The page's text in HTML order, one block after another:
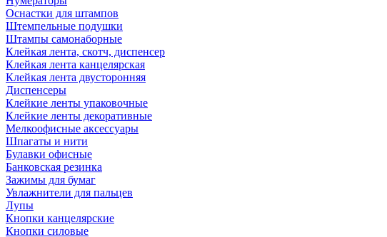
Оснастки для штампов
Штемпельные подушки
Штампы самонаборные
Клейкая лента, скотч, диспенсер
Клейкая лента канцелярская
Клейкая лента двусторонняя
Диспенсеры
Клейкие ленты упаковочные
Клейкие ленты декоративные
Мелкоофисные аксессуары
Шпагаты и нити
Булавки офисные
Банковская резинка
Зажимы для бумаг
Увлажнители для пальцев
Лупы
Кнопки канцелярские
Кнопки силовые